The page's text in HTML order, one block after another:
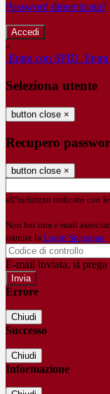
Password dimenticata?
-
Entra con SPID
Seleziona utente
button close ×
Recupero
button close ×
all'indirizzo indicato con
Non hai una e-mail
tramite la Login Spaggiari
E-mail inviata, si
Errore
Chiudi
Successo
Chiudi
Informazione